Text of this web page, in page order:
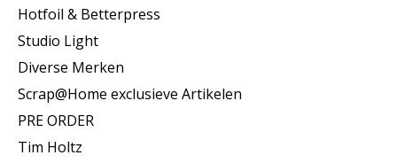
Hotfoil & Betterpress
Studio Light
Diverse Merken
Scrap@Home exclusieve Artikelen
PRE ORDER
Tim Holtz